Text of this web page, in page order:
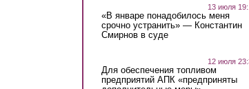
13 июля
«В январе понадобилось меня
срочно устранить» — Константин
Смирнов в суде
12 июля
Для обеспечения топливом
предприятий АПК «предприняты